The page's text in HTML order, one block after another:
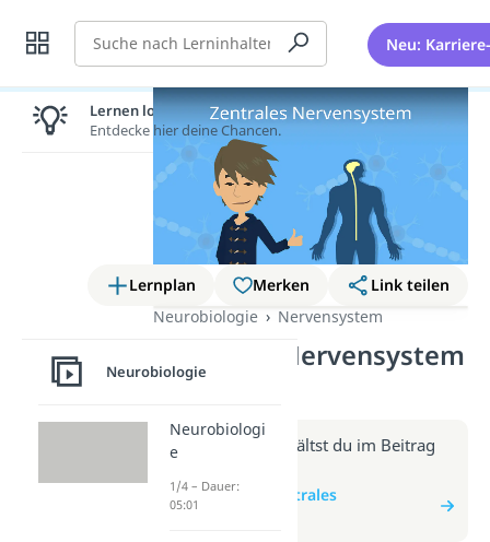
Suche Neu:
Lernplan Merken
Link teilen
Neurobiologie
Nervensystem
Zentrales Nervensystem
(Video)
Weitere Infos erhältst du im Beitrag
zum Beitrag: Zentrales
Lernen lohnt sich!
Entdecke hier deine Chancen.
Neurobiologie
Neurobiologi
e
1/4 – Dauer:
05:01